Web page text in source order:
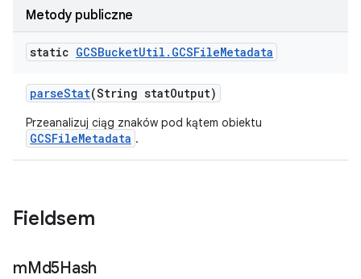
Metody publiczne
static GCSBucketUtil . GCSFileMetadata
parseStat(String statOutput)
Przeanalizuj ciąg znaków pod kątem obiektu
GCSFileMetadata .
Fieldsem
mMd5Hash